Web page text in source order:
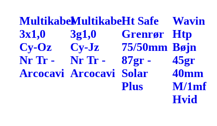
Multikabel
3x1,0
Cy-Oz
Nr Tr -
Arcocavi
Multikabel
3g1,0
Cy-Jz
Nr Tr -
Arcocavi
Ht Safe
Grenrør
75/50mm
87gr -
Solar
Plus
Wavin
Htp
Bøjn
45gr
40mm
M/1mf
Hvid